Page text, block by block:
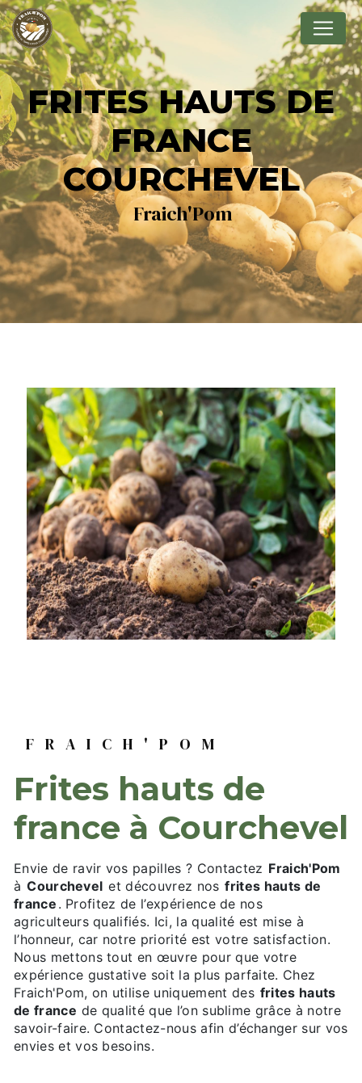
FRITES HAUTS DE
FRANCE
COURCHEVEL
Fraich'Pom
FRAICH'POM
frites hauts de
france à Courchevel
Envie de ravir vos papilles ? Contactez Fraich'Pom
à Courchevel et découvrez nos frites hauts de
france . Profitez de l’expérience de nos
agriculteurs qualifiés. Ici, la qualité est mise à
l’honneur, car notre priorité est votre satisfaction.
Nous mettons tout en œuvre pour que votre
expérience gustative soit la plus parfaite. Chez
Fraich'Pom, on utilise uniquement des frites hauts
de france de qualité que l’on sublime grâce à notre
savoir-faire. Contactez-nous afin d’échanger sur vos
envies et vos besoins.
Panneau de gestion des cookies